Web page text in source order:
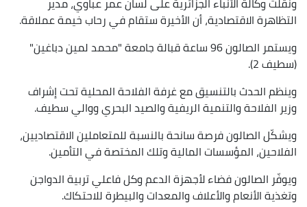
التظاهرة الاقتصادية، أن الأخيرة ستقام في رحاب خيمة عملاقة.
ويستمر الصالون 96 ساعة قبالة جامعة "محمد لمين دباغين"
(سطيف 2).
وينظم الحدث بالتنسيق مع غرفة الفلاحة المحلية تحت إشراف
وزير الفلاحة والتنمية الريفية والصيد البحري ووالي سطيف.
ويشكّل الصالون فرصة سانحة بالنسبة للمتعاملين الاقتصاديين،
الفلاحين، المؤسسات المالية وتلك المختصة في التأمين.
ويوفّر الصالون فضاء لأجهزة الدعم وكل فاعلي تربية الدواجن
وتغذية الأنعام والأعلاف والمعدات والبيطرة للاحتكاك.